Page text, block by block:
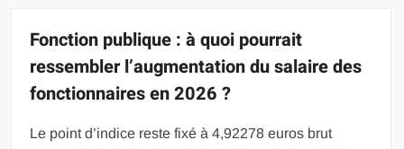
Fonction publique : à quoi pourrait
ressembler l’augmentation du salaire des
fonctionnaires en 2026 ?
Le point d’indice reste fixé à 4,92278 euros brut